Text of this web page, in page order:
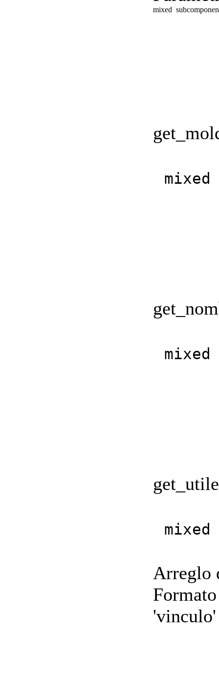
mixed
Arreglo